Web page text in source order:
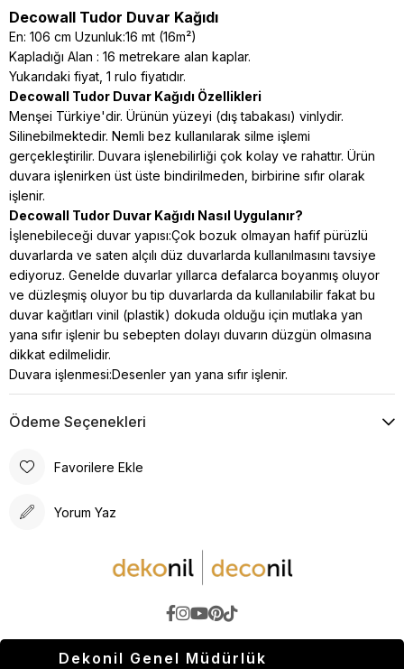
Decowall Tudor Duvar Kağıdı
En: 106 cm Uzunluk:16 mt (16m²)
Kapladığı Alan : 16 metrekare alan kaplar.
Yukarıdaki fiyat, 1 rulo fiyatıdır.
Decowall Tudor Duvar Kağıdı Özellikleri
Menşei Türkiye'dir. Ürünün yüzeyi (dış tabakası) vinlydir.
Silinebilmektedir. Nemli bez kullanılarak silme işlemi
gerçekleştirilir. Duvara işlenebilirliği çok kolay ve rahattır. Ürün
duvara işlenirken üst üste bindirilmeden, birbirine sıfır olarak
işlenir.
Decowall Tudor Duvar Kağıdı Nasıl Uygulanır?
İşlenebileceği duvar yapısı:Çok bozuk olmayan hafif pürüzlü
duvarlarda ve saten alçılı düz duvarlarda kullanılmasını tavsiye
ediyoruz. Genelde duvarlar yıllarca defalarca boyanmış oluyor
ve düzleşmiş oluyor bu tip duvarlarda da kullanılabilir fakat bu
duvar kağıtları vinil (plastik) dokuda olduğu için mutlaka yan
yana sıfır işlenir bu sebepten dolayı duvarın düzgün olmasına
dikkat edilmelidir.
Duvara işlenmesi:Desenler yan yana sıfır işlenir.
Ödeme Seçenekleri
Favorilere Ekle
Yorum Yaz
Dekonil Genel Müdürlük